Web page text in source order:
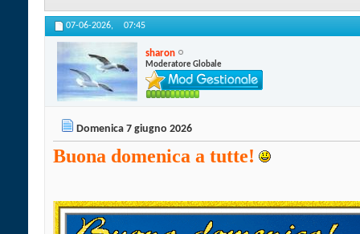
07-06-2026, 07:45
sharon
Moderatore Globale
Domenica 7 giugno 2026
Buona domenica a tutte!